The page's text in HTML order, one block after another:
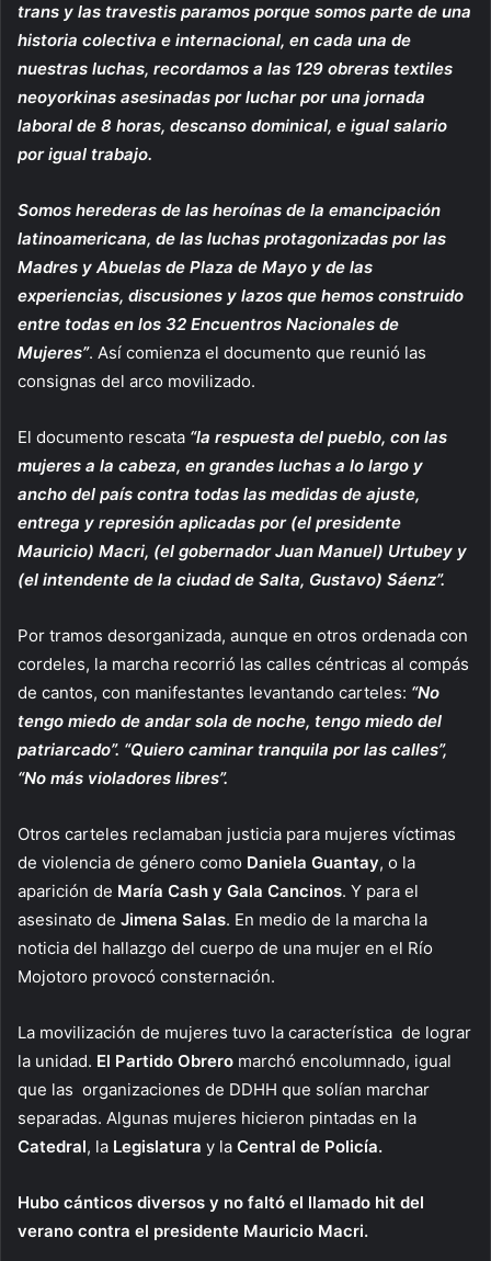
trans y las travestis paramos porque somos parte de una
historia colectiva e internacional, en cada una de
nuestras luchas, recordamos a las 129 obreras textiles
neoyorkinas asesinadas por luchar por una jornada
laboral de 8 horas, descanso dominical, e igual salario
por igual trabajo.
Somos herederas de las heroínas de la emancipación
latinoamericana, de las luchas protagonizadas por las
Madres y Abuelas de Plaza de Mayo y de las
experiencias, discusiones y lazos que hemos construido
entre todas en los 32 Encuentros Nacionales de
Mujeres”. Así comienza el documento que reunió las
consignas del arco movilizado.
El documento rescata “la respuesta del pueblo, con las
mujeres a la cabeza, en grandes luchas a lo largo y
ancho del país contra todas las medidas de ajuste,
entrega y represión aplicadas por (el presidente
Mauricio) Macri, (el gobernador Juan Manuel) Urtubey y
(el intendente de la ciudad de Salta, Gustavo) Sáenz”.
Por tramos desorganizada, aunque en otros ordenada con
cordeles, la marcha recorrió las calles céntricas al compás
de cantos, con manifestantes levantando carteles: “No
tengo miedo de andar sola de noche, tengo miedo del
patriarcado”. “Quiero caminar tranquila por las calles”,
“No más violadores libres”.
Otros carteles reclamaban justicia para mujeres víctimas
de violencia de género como Daniela Guantay, o la
aparición de María Cash y Gala Cancinos. Y para el
asesinato de Jimena Salas. En medio de la marcha la
noticia del hallazgo del cuerpo de una mujer en el Río
Mojotoro provocó consternación.
La movilización de mujeres tuvo la característica de lograr
la unidad. El Partido Obrero marchó encolumnado, igual
que las organizaciones de DDHH que solían marchar
separadas. Algunas mujeres hicieron pintadas en la
Catedral, la Legislatura y la Central de Policía.
Hubo cánticos diversos y no faltó el llamado hit del
verano contra el presidente Mauricio Macri.